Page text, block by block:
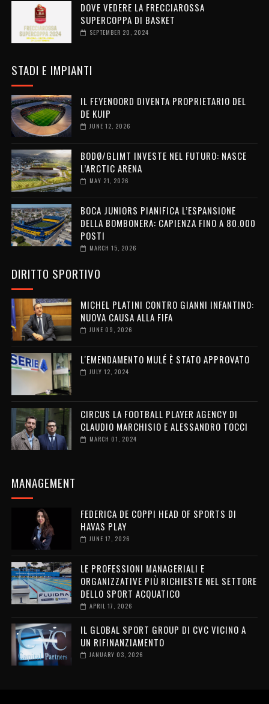
DOVE VEDERE LA FRECCIAROSSA
SUPERCOPPA DI BASKET
SEPTEMBER 20, 2024
STADI E IMPIANTI
IL FEYENOORD DIVENTA PROPRIETARIO DEL
DE KUIP
JUNE 12, 2026
BODØ/GLIMT INVESTE NEL FUTURO: NASCE
L’ARCTIC ARENA
MAY 21, 2026
BOCA JUNIORS PIANIFICA L’ESPANSIONE
DELLA BOMBONERA: CAPIENZA FINO A 80.000
POSTI
MARCH 15, 2026
DIRITTO SPORTIVO
MICHEL PLATINI CONTRO GIANNI INFANTINO:
NUOVA CAUSA ALLA FIFA
JUNE 09, 2026
L'EMENDAMENTO MULÉ È STATO APPROVATO
JULY 12, 2024
CIRCUS LA FOOTBALL PLAYER AGENCY DI
CLAUDIO MARCHISIO E ALESSANDRO TOCCI
MARCH 01, 2024
MANAGEMENT
FEDERICA DE COPPI HEAD OF SPORTS DI
HAVAS PLAY
JUNE 17, 2026
LE PROFESSIONI MANAGERIALI E
ORGANIZZATIVE PIÙ RICHIESTE NEL SETTORE
DELLO SPORT ACQUATICO
APRIL 17, 2026
IL GLOBAL SPORT GROUP DI CVC VICINO A
UN RIFINANZIAMENTO
JANUARY 03, 2026